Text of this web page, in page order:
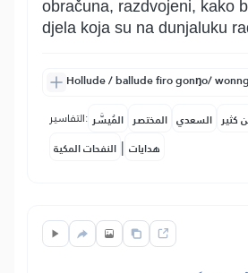
obračuna, razdvojeni, kako
djela koja su na dunjaluku
Hollude / ballude firo gonŋo/
التفاسير: المُيسَّر المختصر السعدي كثير
النفحات المكية | هدايات